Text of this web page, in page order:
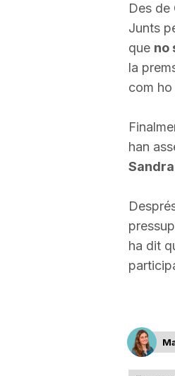
Des de
Junts
que no
la
com
han
ha dit